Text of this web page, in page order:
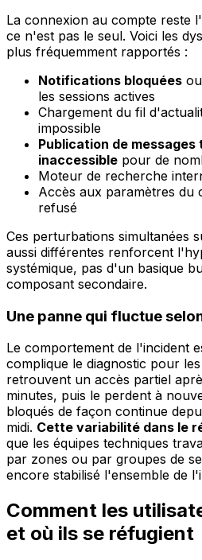
La connexion au compte reste
ce n'est pas le seul. Voici les
plus fréquemment rapportés :
Notifications bloquées
les sessions actives
Chargement du fil
impossible
Publication de
inaccessible pour de
Moteur de recherche
Accès aux paramètres du
refusé
Ces perturbations simultanées
aussi différentes renforcent
systémique, pas d'un basique
composant secondaire.
Une panne qui fluctue
Le comportement de l'incident
complique le diagnostic pour
retrouvent un accès partiel
minutes, puis le perdent à
bloqués de façon continue
midi. Cette variabilité dans le
que les équipes techniques
par zones ou par groupes de
encore stabilisé l'ensemble de
Comment les
et où ils se réfugient